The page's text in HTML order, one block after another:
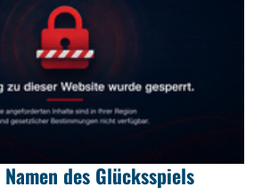
des Glücksspiels